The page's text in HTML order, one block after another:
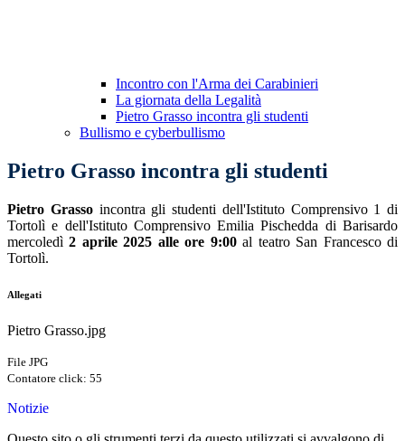
Incontro con l'Arma dei Carabinieri
La giornata della Legalità
Pietro Grasso incontra gli studenti
Bullismo e cyberbullismo
Pietro Grasso incontra gli studenti
Pietro Grassoincontra gli studenti dell'Istituto Comprensivo 1 di
Tortolì e dell'Istituto Comprensivo Emilia Pischedda di Barisardo
mercoledì2 aprile 2025 alle ore 9:00al teatro San Francesco di
Tortolì.
Allegati
Pietro Grasso.jpg
File JPG
Contatore click: 55
Notizie